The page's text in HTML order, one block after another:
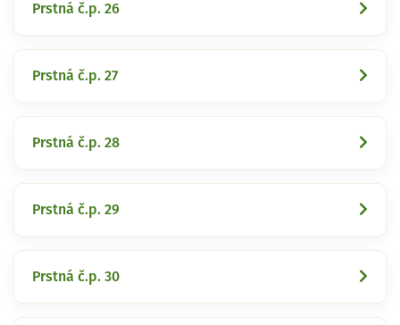
Prstná č.p. 26
Prstná č.p. 27
Prstná č.p. 28
Prstná č.p. 29
Prstná č.p. 30